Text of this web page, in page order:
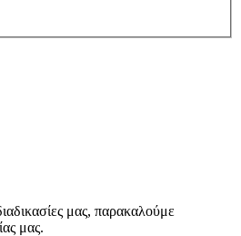
μας, παρακαλούμε
μας.